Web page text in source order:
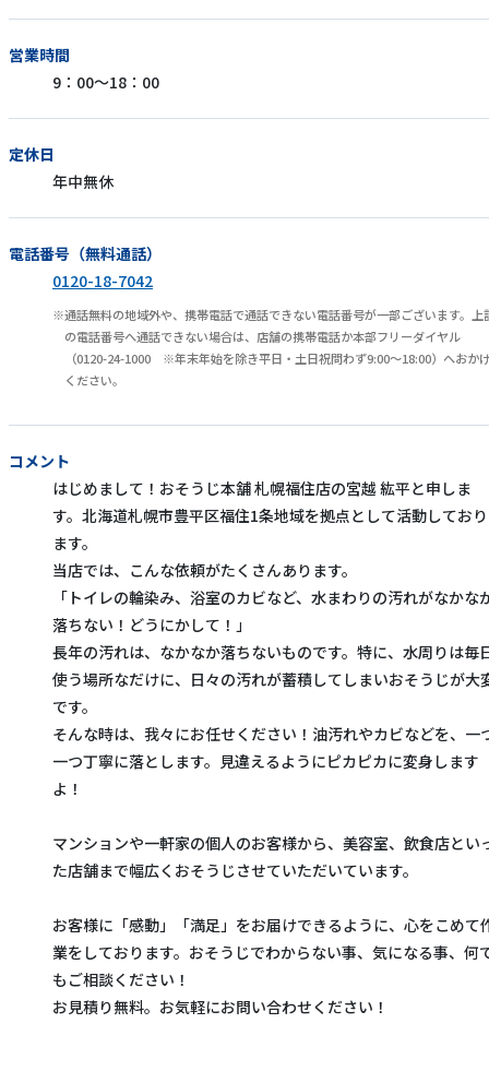
営業時間
9：00～18：00
定休日
年中無休
電話番号（無料通話）
0120-18-7042
通話無料の地域外や、携帯電話で通話できない電話番号が一部ございます。上
の電話番号へ通話できない場合は、店舗の携帯電話か本部フリーダイヤル
（0120-24-1000 ※年末年始を除き平日・土日祝問わず9:00～18:00）へおか
ください。
コメント
はじめまして！おそうじ本舗 札幌福住店の宮越 紘平と申しま
す。北海道札幌市豊平区福住1条地域を拠点として活動しており
ます。
当店では、こんな依頼がたくさんあります。
「トイレの輪染み、浴室のカビなど、水まわりの汚れがなかな
落ちない！どうにかして！」
長年の汚れは、なかなか落ちないものです。特に、水周りは毎
使う場所なだけに、日々の汚れが蓄積してしまいおそうじが大
です。
そんな時は、我々にお任せください！油汚れやカビなどを、一
一つ丁寧に落とします。見違えるようにピカピカに変身します
よ！
マンションや一軒家の個人のお客様から、美容室、飲食店とい
た店舗まで幅広くおそうじさせていただいています。
お客様に「感動」「満足」をお届けできるように、心をこめて
業をしております。おそうじでわからない事、気になる事、何
もご相談ください！
お見積り無料。お気軽にお問い合わせください！